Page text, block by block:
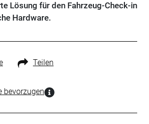
Lösung für den Fahrzeug-Check-in
Hardware.
Teilen
bevorzugen